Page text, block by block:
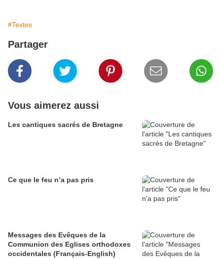
#Textes
Partager
Vous aimerez aussi
Les cantiques sacrés de Bretagne
Ce que le feu n’a pas pris
Messages des Evêques de la
Communion des Eglises orthodoxes
occidentales (Français-English)